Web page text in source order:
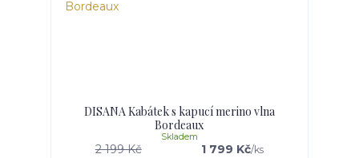
DISANA Kabátek s kapucí merino vlna
Bordeaux
2 199 Kč 1 799 Kč/ks
Skladem